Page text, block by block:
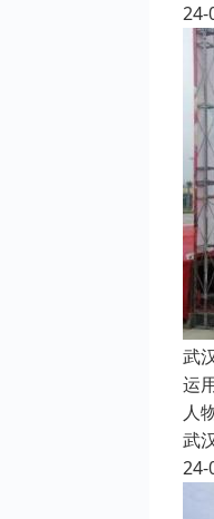
24-
武
运
人
武
24-